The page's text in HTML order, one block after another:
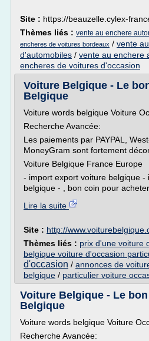
Site : https://beauzelle.cylex-
Thèmes liés : vente au enchere
encheres de voitures bordeaux / vente
d'automobiles / vente au enchere
encheres de voitures d'occasion
Voiture Belgique - Le
Belgique
Voiture words belgique Voiture
Recherche Avancée:
Les paiements par PAYPAL,
MoneyGram sont fortement
Voiture Belgique France Europe
- import export voiture belgique -
belgique - , bon coin pour
Lire la suite
Site : http://
Thèmes liés : prix d'une voiture
belgique voiture d'occasion
d'occasion / annonces de
belgique / particulier voiture
Voiture Belgique - Le
Belgique
Voiture words belgique Voiture
Recherche Avancée: